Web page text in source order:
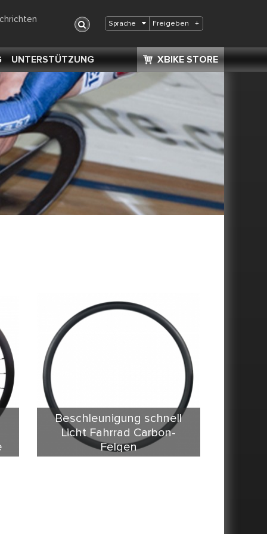
Sprache Freigeben +
UNTERSTÜTZUNG XBIKE STORE
Beschleunigung schnell
Licht Fahrrad Carbon-
Felgen